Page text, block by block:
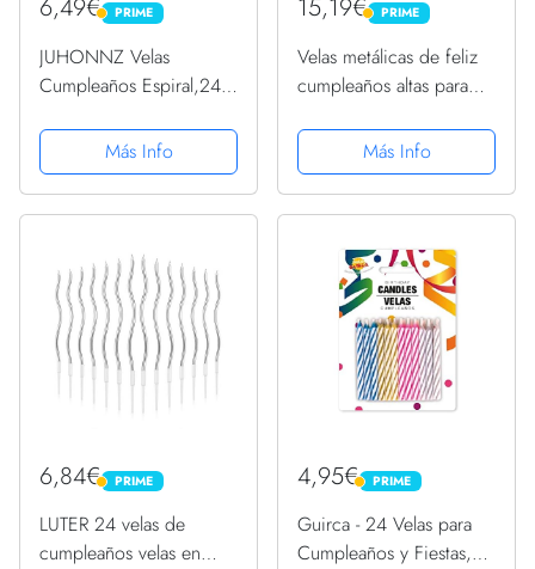
6,49€ PRIME
PRIME
JUHONNZ Velas
Cumpleaños Espiral,24
Pastel de Fiesta di
Cumpleaños y
Bodas,Vela Decorativas
Tarta,Champán
Más Info
15,19€ PRIME
PRIME
Velas metálicas de feliz
cumpleaños altas para
portavelas largos y
delgados para
decoración de bodas y
metálico)
Más Info
6,84€ PRIME
PRIME
LUTER 24 velas de
cumpleaños velas en
4,95€ PRIME
PRIME
Guirca - 24 Velas para
Cumpleaños y Fiestas,